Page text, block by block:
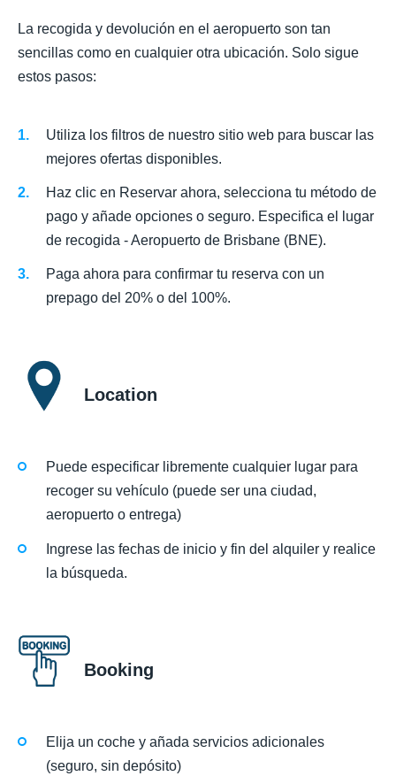
La recogida y devolución en el aeropuerto son tan
sencillas como en cualquier otra ubicación. Solo sigue
estos pasos:
Utiliza los filtros de nuestro sitio web para buscar las
mejores ofertas disponibles.
Haz clic en Reservar ahora, selecciona tu método de
pago y añade opciones o seguro. Especifica el lugar
de recogida - Aeropuerto de Brisbane (BNE).
Paga ahora para confirmar tu reserva con un
prepago del 20% o del 100%.
Location
Puede especificar libremente cualquier lugar para
recoger su vehículo (puede ser una ciudad,
aeropuerto o entrega)
Ingrese las fechas de inicio y fin del alquiler y realice
la búsqueda.
Booking
Elija un coche y añada servicios adicionales
(seguro, sin depósito)